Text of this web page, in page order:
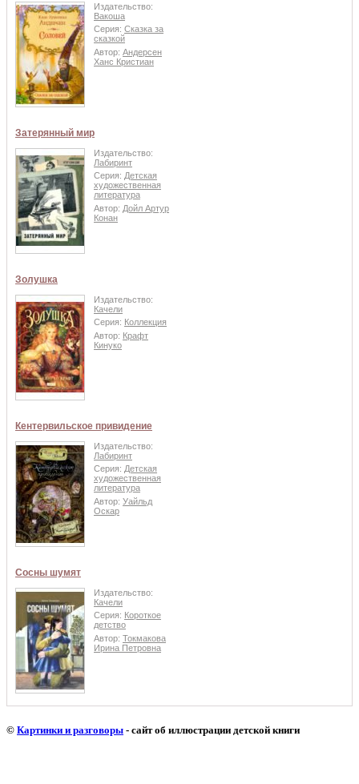
Издательство:
Вакоша
Серия: Сказка за
сказкой
Автор: Андерсен
Ханс Кристиан
Затерянный мир
Издательство:
Лабиринт
Серия: Детская
художественная
литература
Автор: Дойл Артур
Конан
Золушка
Издательство:
Качели
Серия: Коллекция
Автор: Крафт
Кинуко
Кентервильское привидение
Издательство:
Лабиринт
Серия: Детская
художественная
литература
Автор: Уайльд
Оскар
Сосны шумят
Издательство:
Качели
Серия: Короткое
детство
Автор: Токмакова
Ирина Петровна
© Картинки и разговоры - сайт об иллюстрации детской книги